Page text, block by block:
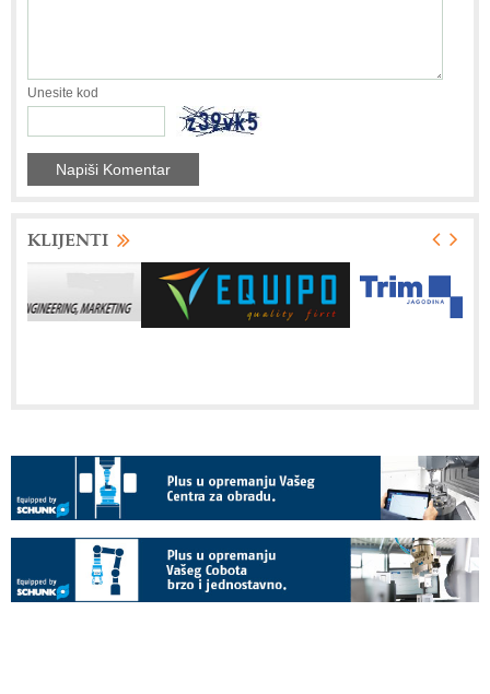
Unesite kod
KLIJENTI